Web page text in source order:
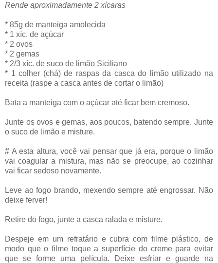
Rende aproximadamente 2 xícaras
* 85g de manteiga amolecida
* 1 xíc. de açúcar
* 2 ovos
* 2 gemas
* 2/3 xíc. de suco de limão Siciliano
* 1 colher (chá) de raspas da casca do limão utilizado na
receita (raspe a casca antes de cortar o limão)
Bata a manteiga com o açúcar até ficar bem cremoso.
Junte os ovos e gemas, aos poucos, batendo sempre. Junte
o suco de limão e misture.
# A esta altura, você vai pensar que já era, porque o limão
vai coagular a mistura, mas não se preocupe, ao cozinhar
vai ficar sedoso novamente.
Leve ao fogo brando, mexendo sempre até engrossar. Não
deixe ferver!
Retire do fogo, junte a casca ralada e misture.
Despeje em um refratário e cubra com filme plástico, de
modo que o filme toque a superfície do creme para evitar
que se forme uma película. Deixe esfriar e guarde na